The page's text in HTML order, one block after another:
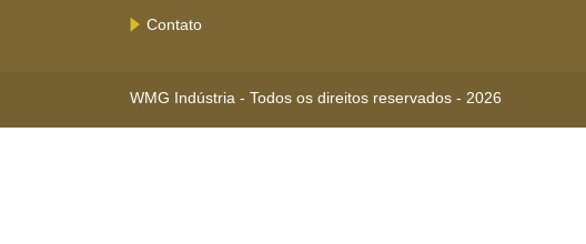
Contato
WMG Indústria - Todos os direitos reservados - 2026